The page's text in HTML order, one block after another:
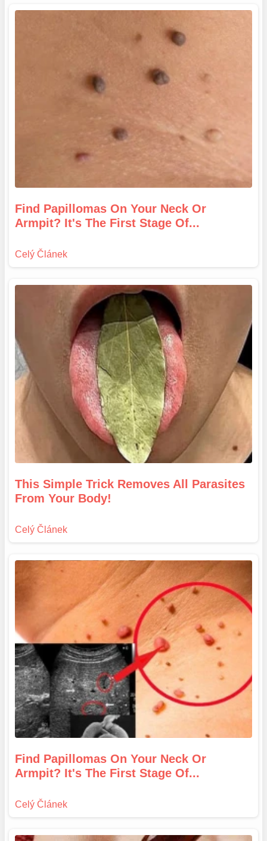
Find Papillomas On Your Neck Or
Armpit? It's The First Stage Of...
This Simple Trick Removes All Parasites
From Your Body!
Find Papillomas On Your Neck Or
Armpit? It's The First Stage Of...